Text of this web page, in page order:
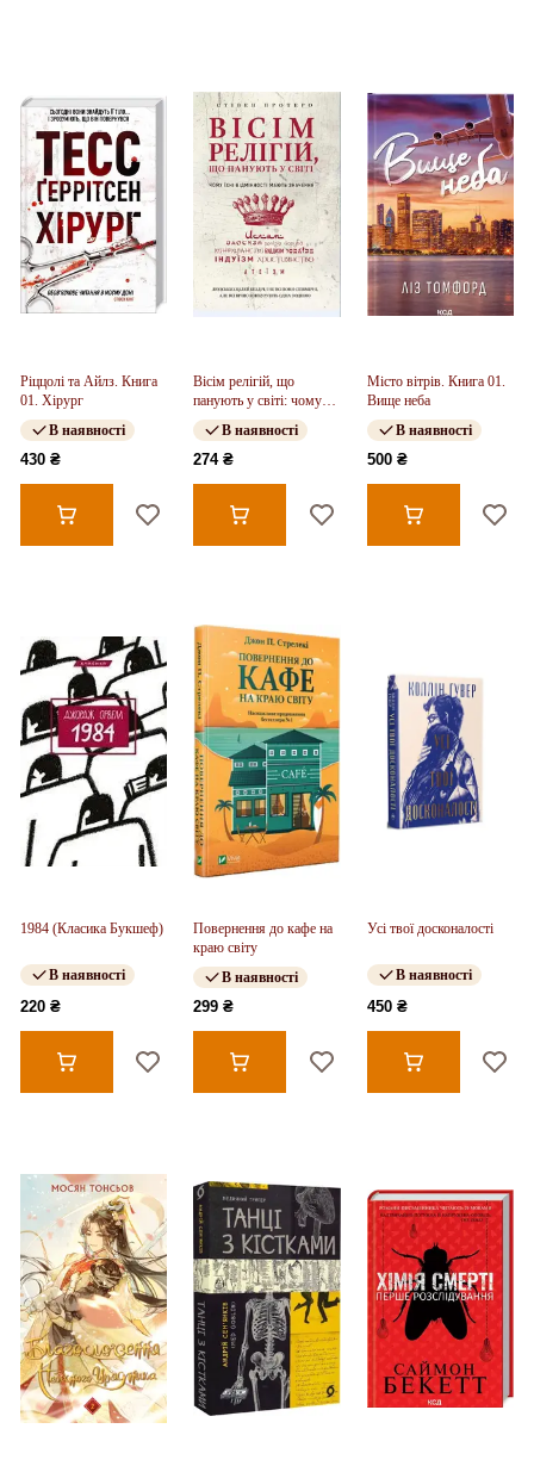
Ріццолі та Айлз. Книга
01. Хірург
В наявності
430 ₴
Вісім релігій, що
панують у світі: чому
їхні відмінності мають
значенняВ наявності
274 ₴
Місто вітрів. Книга 01.
Вище неба
В наявності
500 ₴
1984 (Класика Букшеф)
В наявності
220 ₴
Повернення до кафе на
краю світу
В наявності
299 ₴
Усі твої досконалості
В наявності
450 ₴